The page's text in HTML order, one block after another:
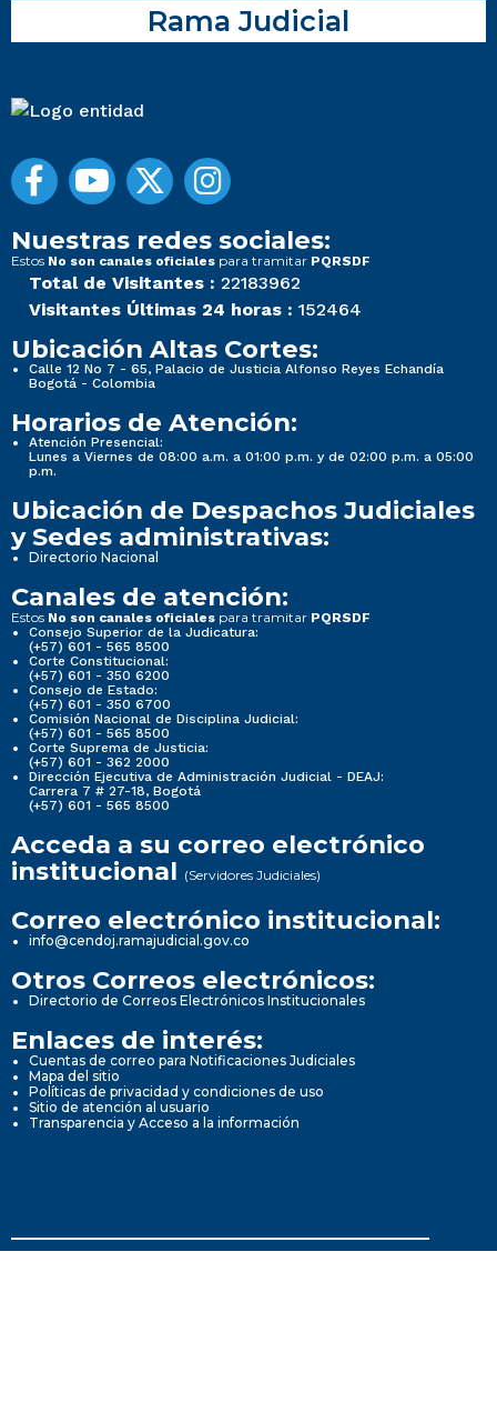
Rama Judicial
Nuestras redes sociales:
Estos No son canales oficiales para tramitar PQRSDF
Total de Visitantes : 22183962
Visitantes Últimas 24 horas : 152464
Ubicación Altas Cortes:
Calle 12 No 7 - 65, Palacio de Justicia Alfonso Reyes Echandía
Bogotá - Colombia
Horarios de Atención:
Atención Presencial:
Lunes a Viernes de 08:00 a.m. a 01:00 p.m. y de 02:00 p.m. a 05:00
p.m.
Ubicación de Despachos Judiciales
y Sedes administrativas:
Directorio Nacional
Canales de atención:
Estos No son canales oficiales para tramitar PQRSDF
Consejo Superior de la Judicatura:
(+57) 601 - 565 8500
Corte Constitucional:
(+57) 601 - 350 6200
Consejo de Estado:
(+57) 601 - 350 6700
Comisión Nacional de Disciplina Judicial:
(+57) 601 - 565 8500
Corte Suprema de Justicia:
(+57) 601 - 362 2000
Dirección Ejecutiva de Administración Judicial - DEAJ:
Carrera 7 # 27-18, Bogotá
(+57) 601 - 565 8500
Acceda a su correo electrónico
institucional (Servidores Judiciales)
Correo electrónico institucional:
info@cendoj.ramajudicial.gov.co
Otros Correos electrónicos:
Directorio de Correos Electrónicos Institucionales
Enlaces de interés:
Cuentas de correo para Notificaciones Judiciales
Mapa del sitio
Políticas de privacidad y condiciones de uso
Sitio de atención al usuario
Transparencia y Acceso a la información